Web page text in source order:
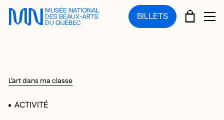
Sauter au menu principal
Sauter au contenu principal
Sauter au pied de page
BILLETS PANIER
L’art dans ma classe
ACTIVITÉ